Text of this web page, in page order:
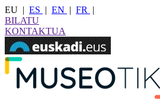
EU | ES | EN | FR
|
BILATU
KONTAKTUA